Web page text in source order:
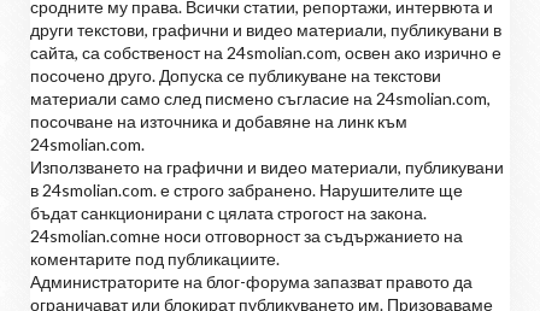
сродните му права. Всички статии, репортажи, интервюта и
други текстови, графични и видео материали, публикувани в
сайта, са собственост на 24smolian.com, освен ако изрично е
посочено друго. Допуска се публикуване на текстови
материали само след писмено съгласие на 24smolian.com,
посочване на източника и добавяне на линк към
24smolian.com.
Използването на графични и видео материали, публикувани
в 24smolian.com. е строго забранено. Нарушителите ще
бъдат санкционирани с цялата строгост на закона.
24smolian.comне носи отговорност за съдържанието на
коментарите под публикациите.
Администраторите на блог-форума запазват правото да
ограничават или блокират публикуването им. Призоваваме